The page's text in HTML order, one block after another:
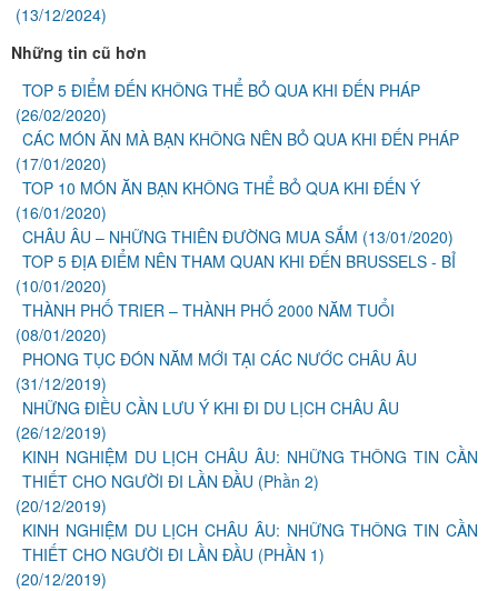
(13/12/2024)
Những tin cũ hơn
TOP 5 ĐIỂM ĐẾN KHÔNG THỂ BỎ QUA KHI ĐẾN PHÁP
(26/02/2020)
CÁC MÓN ĂN MÀ BẠN KHÔNG NÊN BỎ QUA KHI ĐẾN PHÁP
(17/01/2020)
TOP 10 MÓN ĂN BẠN KHÔNG THỂ BỎ QUA KHI ĐẾN Ý
(16/01/2020)
CHÂU ÂU – NHỮNG THIÊN ĐƯỜNG MUA SẮM (13/01/2020)
TOP 5 ĐỊA ĐIỂM NÊN THAM QUAN KHI ĐẾN BRUSSELS - BỈ
(10/01/2020)
THÀNH PHỐ TRIER – THÀNH PHỐ 2000 NĂM TUỔI
(08/01/2020)
PHONG TỤC ĐÓN NĂM MỚI TẠI CÁC NƯỚC CHÂU ÂU
(31/12/2019)
NHỮNG ĐIỀU CẦN LƯU Ý KHI ĐI DU LỊCH CHÂU ÂU
(26/12/2019)
KINH NGHIỆM DU LỊCH CHÂU ÂU: NHỮNG THÔNG TIN CẦN
THIẾT CHO NGƯỜI ĐI LẦN ĐẦU (Phần 2)
(20/12/2019)
KINH NGHIỆM DU LỊCH CHÂU ÂU: NHỮNG THÔNG TIN CẦN
THIẾT CHO NGƯỜI ĐI LẦN ĐẦU (PHẦN 1)
(20/12/2019)